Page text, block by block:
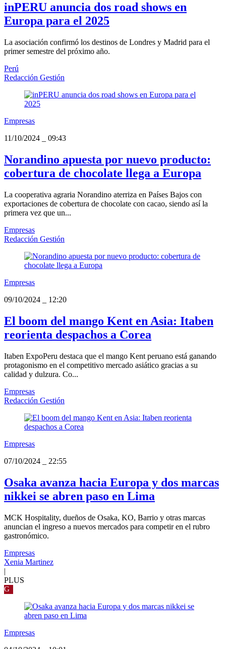
inPERU anuncia dos road shows en
Europa para el 2025
La asociación confirmó los destinos de Londres y Madrid para el
primer semestre del próximo año.
Perú
Redacción Gestión
Empresas
11/10/2024
09:43
Norandino apuesta por nuevo producto:
cobertura de chocolate llega a Europa
La cooperativa agraria Norandino aterriza en Países Bajos con
exportaciones de cobertura de chocolate con cacao, siendo así la
primera vez que un...
Empresas
Redacción Gestión
Empresas
09/10/2024
12:20
El boom del mango Kent en Asia: Itaben
reorienta despachos a Corea
Itaben ExpoPeru destaca que el mango Kent peruano está ganando
protagonismo en el competitivo mercado asiático gracias a su
calidad y dulzura. Co...
Empresas
Redacción Gestión
Empresas
07/10/2024
22:55
Osaka avanza hacia Europa y dos marcas
nikkei se abren paso en Lima
MCK Hospitality, dueños de Osaka, KO, Barrio y otras marcas
anuncian el ingreso a nuevos mercados para competir en el rubro
gastronómico.
Empresas
Xenia Martinez
|
PLUS
G
Empresas